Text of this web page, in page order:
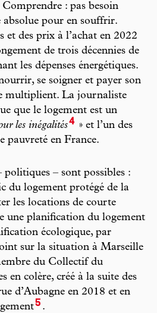
Comprendre : pas besoin
absolue pour en souffrir.
et des prix à l’achat en 2022
de trois décennies de
les dépenses énergétiques.
se soigner et payer son
multiplient. La journaliste
que le logement est un
les inégalités4 » et l’un des
pauvreté en France.
politiques – sont possibles :
du logement protégé de la
les locations de courte
une planification du logement
écologique, par
sur la situation à Marseille
du Collectif du
en colère, créé à la suite des
d’Aubagne en 2018 et en
5 .